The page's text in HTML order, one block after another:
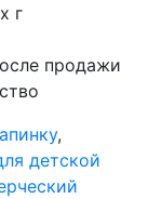
г
продажи
,
детской